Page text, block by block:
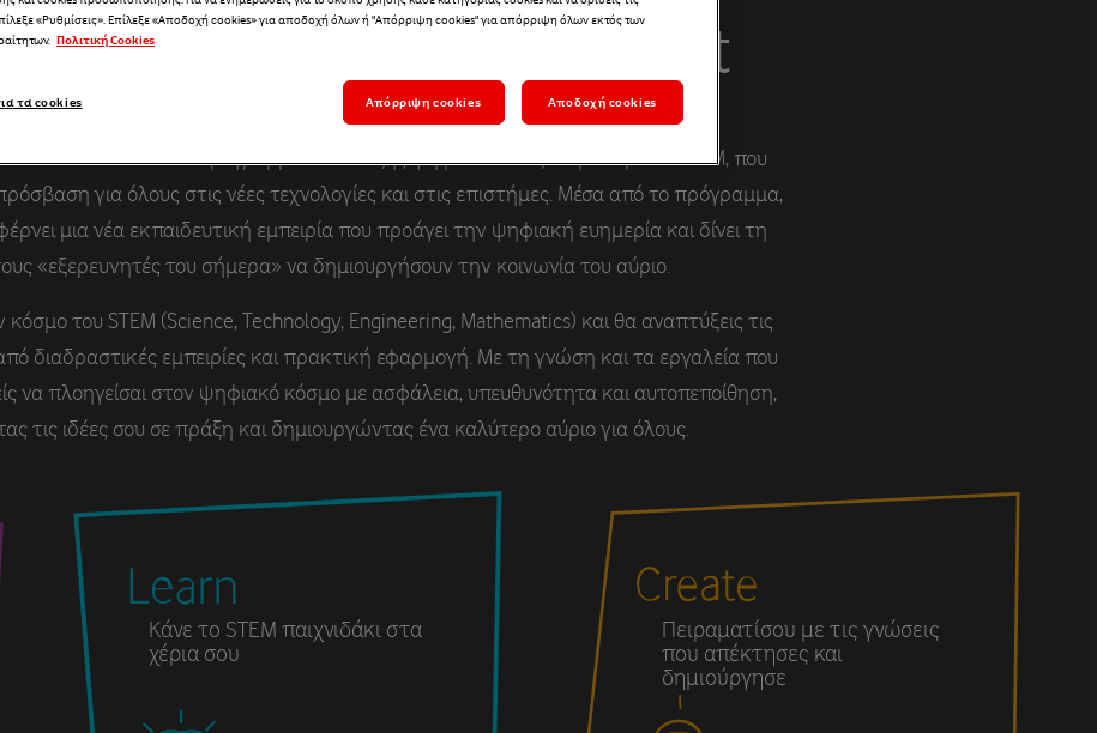
στο Generation Next
ένα εκπαιδευτικό πρόγραμμα ανάπτυξης ψηφιακών δεξιοτήτων μέσω STEM, που
για όλους στις νέες τεχνολογίες και στις επιστήμες. Μέσα από το πρόγραμμα,
μια νέα εκπαιδευτική εμπειρία που προάγει την ψηφιακή ευημερία και δίνει τη
«εξερευνητές του σήμερα» να δημιουργήσουν την κοινωνία του αύριο.
του STEM (Science, Technology, Engineering, Mathematics) και θα αναπτύξεις τις
διαδραστικές εμπειρίες και πρακτική εφαρμογή. Με τη γνώση και τα εργαλεία που
να πλοηγείσαι στον ψηφιακό κόσμο με ασφάλεια, υπευθυνότητα και αυτοπεποίθηση,
τις ιδέες σου σε πράξη και δημιουργώντας ένα καλύτερο αύριο για όλους.
Κάνε το STEM παιχνιδάκι στα
χέρια σου
Πειραματίσου με τις γνώσεις
που απέκτησες και
δημιούργησε
«Ρυθμίσεις». Επίλεξε «Αποδοχή cookies» για αποδοχή όλων ή "Απόρριψη cookies" για απόρριψη όλων εκτός των
Πολιτική Cookies
Απόρριψη cookies Αποδοχή cookies
τα cookies